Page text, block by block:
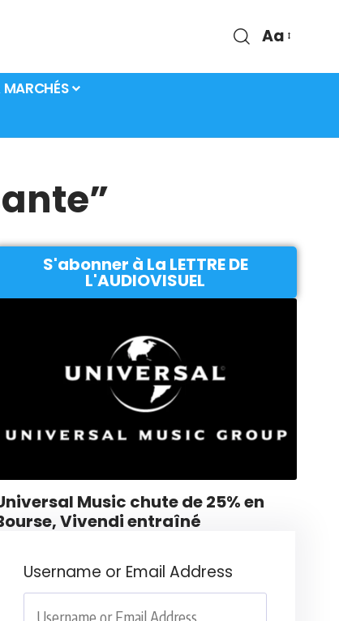
Aa
MARCHÉS
S'abonner à La LETTRE DE
L'AUDIOVISUEL
Music chute de 25% en
Vivendi entraîné
Username or Email Address